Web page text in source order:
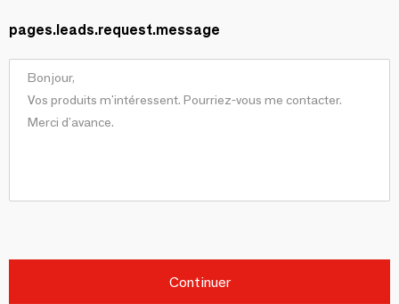
pages.leads.request.message
Continuer